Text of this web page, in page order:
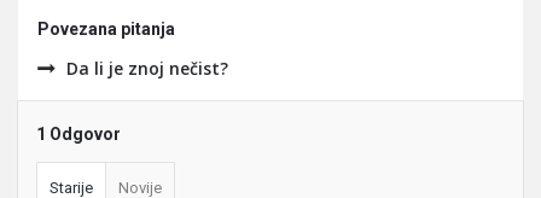
Povezana pitanja
Da li je znoj nečist?
1 Odgovor
Starije Novije